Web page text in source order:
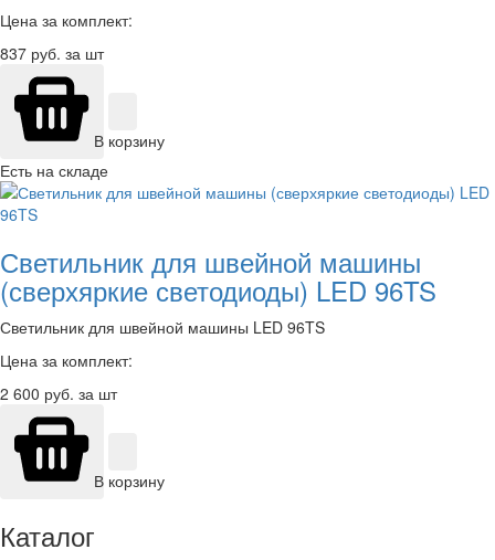
Цена за комплект:
837 руб. за шт
В корзину
Есть на складе
Светильник для швейной машины
(сверхяркие светодиоды) LED 96TS
Светильник для швейной машины LED 96TS
Цена за комплект:
2 600 руб. за шт
В корзину
Каталог